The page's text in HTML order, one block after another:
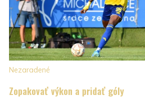
Nezaradené
Zopakovať výkon a pridať góly